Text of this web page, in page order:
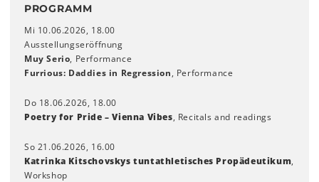
PROGRAMM
Mi 10.06.2026, 18.00
Ausstellungseröffnung
Muy Serio, Performance
Furrious: Daddies in Regression, Performance
Do 18.06.2026, 18.00
Poetry for Pride – Vienna Vibes, Recitals and readings
So 21.06.2026, 16.00
Katrinka Kitschovskys tuntathletisches Propädeutikum,
Workshop